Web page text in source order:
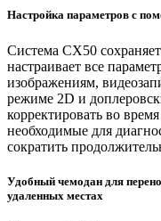
Настройка параметров с
Система CX50
настраивает все
изображениям,
режиме 2D и
корректировать во
необходимые для
сократить
Удобный чемодан для
удаленных местах